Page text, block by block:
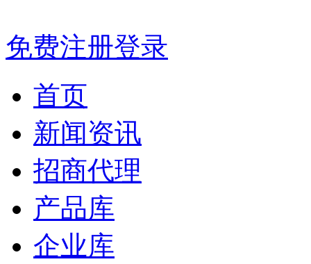
免费注册登录
首页
新闻资讯
招商代理
产品库
企业库